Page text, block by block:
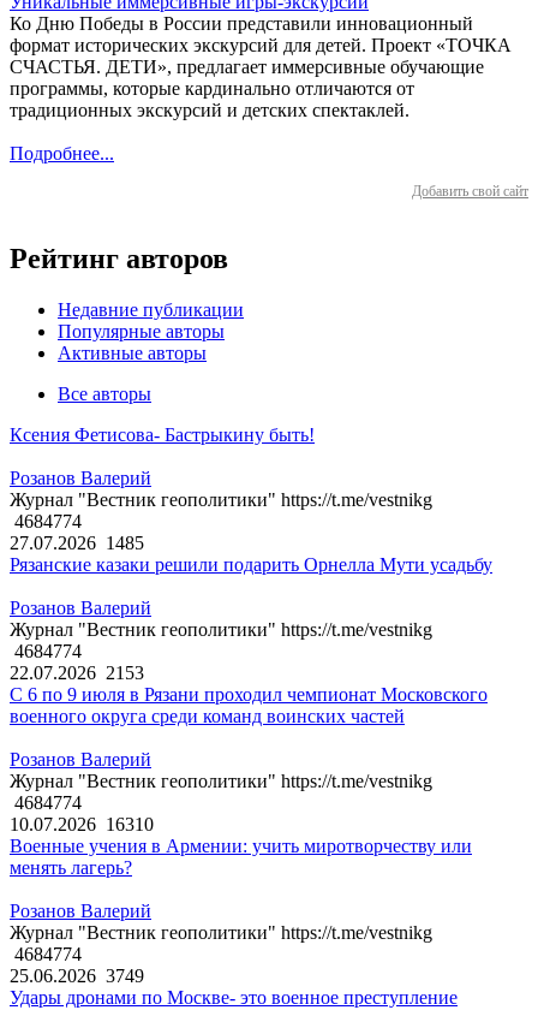
Ко Дню Победы в России представили инновационный
формат исторических экскурсий для детей. Проект «ТОЧКА
СЧАСТЬЯ. ДЕТИ», предлагает иммерсивные обучающие
программы, которые кардинально отличаются от
традиционных экскурсий и детских спектаклей.
Подробнее...
Добавить свой сайт
Рейтинг авторов
Недавние публикации
Популярные авторы
Активные авторы
Все авторы
Ксения Фетисова- Бастрыкину быть!
Розанов Валерий
Журнал "Вестник геополитики" https://t.me/vestnikg
4684774
27.07.2026 1485
Рязанские казаки решили подарить Орнелла Мути усадьбу
Розанов Валерий
Журнал "Вестник геополитики" https://t.me/vestnikg
4684774
22.07.2026 2153
С 6 по 9 июля в Рязани проходил чемпионат Московского
военного округа среди команд воинских частей
Розанов Валерий
Журнал "Вестник геополитики" https://t.me/vestnikg
4684774
10.07.2026 16310
Военные учения в Армении: учить миротворчеству или
менять лагерь?
Розанов Валерий
Журнал "Вестник геополитики" https://t.me/vestnikg
4684774
25.06.2026 3749
Удары дронами по Москве- это военное преступление